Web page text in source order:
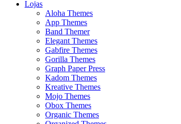
Lojas
Aloha Themes
App Themes
Band Themer
Elegant Themes
Gabfire Themes
Gorilla Themes
Graph Paper Press
Kadom Themes
Kreative Themes
Mojo Themes
Obox Themes
Organic Themes